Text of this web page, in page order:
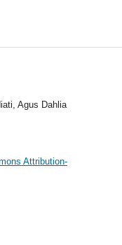
Agus Dahlia
Attribution-